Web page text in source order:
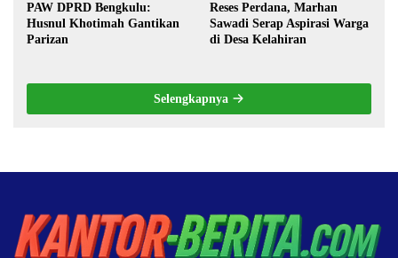
PAW DPRD Bengkulu:
Husnul Khotimah Gantikan
Parizan
Reses Perdana, Marhan
Sawadi Serap Aspirasi Warga
di Desa Kelahiran
Selengkapnya